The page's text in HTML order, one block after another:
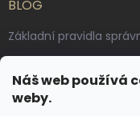
Náš web používá
weby.
BLOG
Základní pravidla
Výroba českých
řemesla